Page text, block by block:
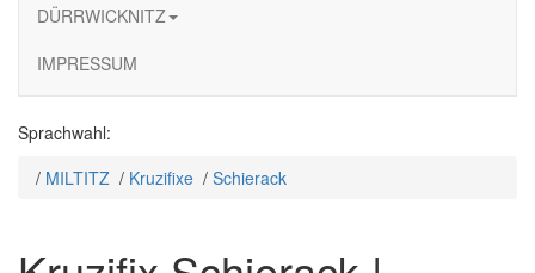
DÜRRWICKNITZ
IMPRESSUM
Sprachwahl:
/ MILTITZ / Kruzifixe / Schierack